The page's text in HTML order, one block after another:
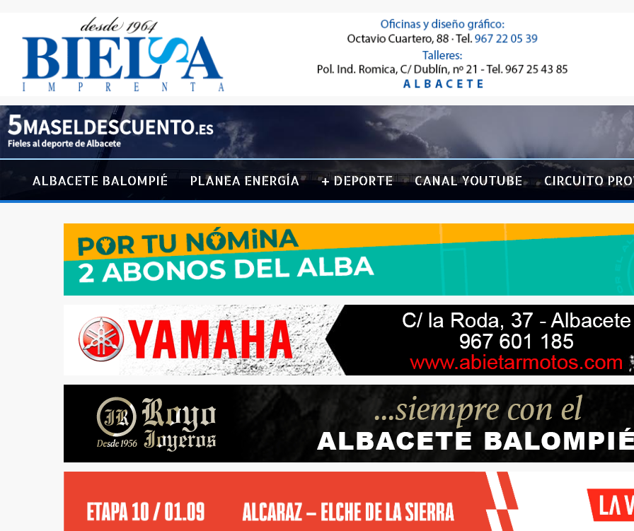
ALBACETE BALOMPIÉ PLANEA ENERGÍA + DEPORTE CANAL YOUTUBE CIRCUITO